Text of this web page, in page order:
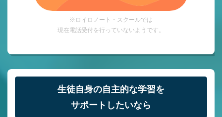
※ロイロノート・スクールでは
現在電話受付を行っていないようです。
生徒自身の自主的な学習を
サポートしたいなら